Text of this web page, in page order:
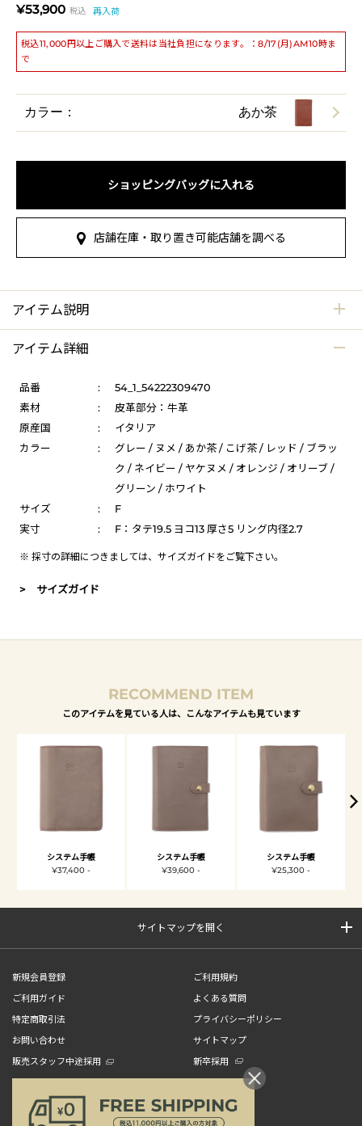
¥53,900 税込 再入荷
税込11,000円以上ご購入で送料は当社負担になります。：8/17(月)AM10時ま
で
カラー： あか茶
ショッピングバッグに入れる
店舗在庫・取り置き可能店舗を調べる
アイテム説明
アイテム詳細
品番 :
54_1_54222309470
素材
:
皮革部分：牛革
原産国
:
イタリア
カラー
:
グレー / ヌメ / あか茶 / こげ茶 / レッド / ブラッ
ク / ネイビー / ヤケヌメ / オレンジ / オリーブ /
グリーン / ホワイト
サイズ
:
F
実寸
: F：タテ19.5 ヨコ13 厚さ5 リング内径2.7
※ 採寸の詳細につきましては、 サイズガイドをご覧下さい。
> サイズガイド
RECOMMEND ITEM
このアイテムを見ている人は、こんなアイテムも見ています
システム手帳
¥37,400 -
システム手帳
¥39,600 -
システム手帳
¥25,300 -
サイトマップを開く
新規会員登録
ご利用規約
ご利用ガイド
よくある質問
特定商取引法
プライバシーポリシー
お問い合わせ
サイトマップ
販売スタッフ中途採用
新卒採用